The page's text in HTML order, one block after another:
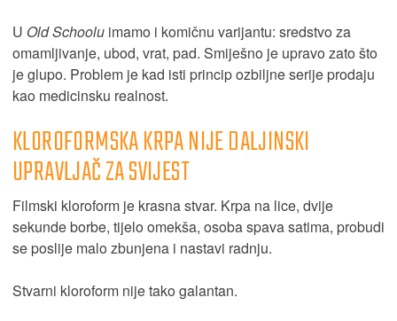
U Old Schoolu imamo i komičnu varijantu: sredstvo za
omamljivanje, ubod, vrat, pad. Smiješno je upravo zato što
je glupo. Problem je kad isti princip ozbiljne serije prodaju
kao medicinsku realnost.
KLOROFORMSKA KRPA NIJE DALJINSKI
UPRAVLJAČ ZA SVIJEST
Filmski kloroform je krasna stvar. Krpa na lice, dvije
sekunde borbe, tijelo omekša, osoba spava satima, probudi
se poslije malo zbunjena i nastavi radnju.
Stvarni kloroform nije tako galantan.